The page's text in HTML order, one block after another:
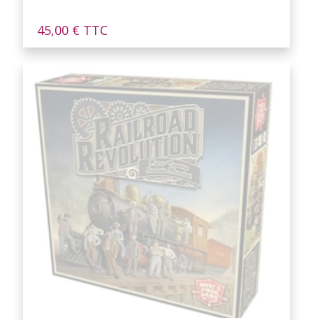
45,00 € TTC